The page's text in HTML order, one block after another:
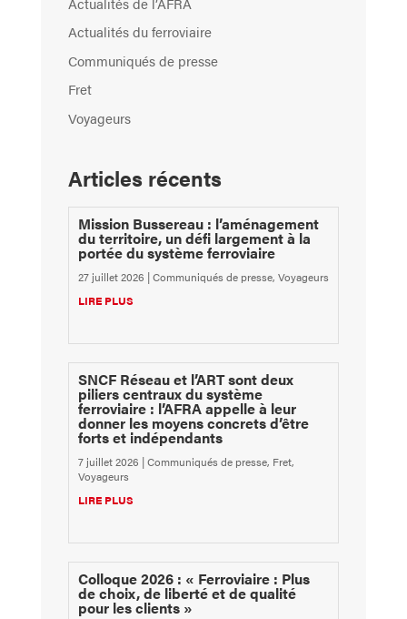
Actualités du ferroviaire
Communiqués de presse
Fret
Voyageurs
Articles récents
Mission Bussereau : l’aménagement
du territoire, un défi largement à la
portée du système ferroviaire
27 juillet 2026 |Communiqués de presse, Voyageurs
LIRE PLUS
SNCF Réseau et l’ART sont deux
piliers centraux du système
ferroviaire : l’AFRA appelle à leur
donner les moyens concrets d’être
forts et indépendants
7 juillet 2026 |Communiqués de presse, Fret,
Voyageurs
LIRE PLUS
Colloque 2026 : « Ferroviaire : Plus
de choix, de liberté et de qualité
pour les clients »